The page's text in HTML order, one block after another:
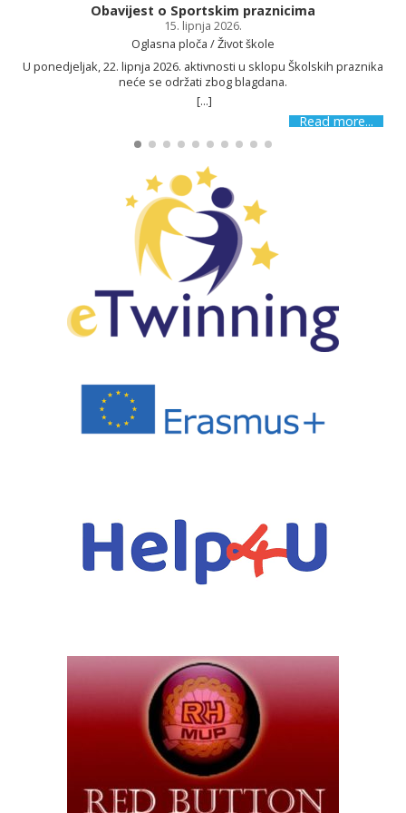
Obavijest o Sportskim praznicima
15. lipnja 2026.
Oglasna ploča / Život škole
U ponedjeljak, 22. lipnja 2026. aktivnosti u sklopu Školskih praznika
neće se održati zbog blagdana.
[...]
Read more...